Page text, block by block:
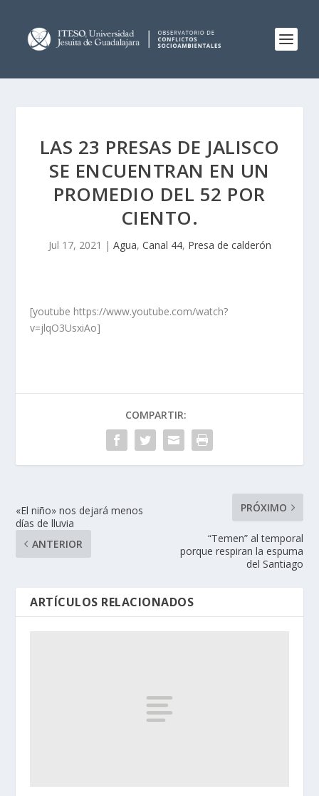
LAS 23 PRESAS DE JALISCO
SE ENCUENTRAN EN UN
PROMEDIO DEL 52 POR
CIENTO.
Jul 17, 2021 | Agua, Canal 44, Presa de calderón
[youtube https://www.youtube.com/watch?
v=jlqO3UsxiAo]
COMPARTIR:
«El niño» nos dejará menos
días de lluvia
ANTERIOR
PRÓXIMO
“Temen” al temporal
porque respiran la espuma
del Santiago
ARTÍCULOS RELACIONADOS